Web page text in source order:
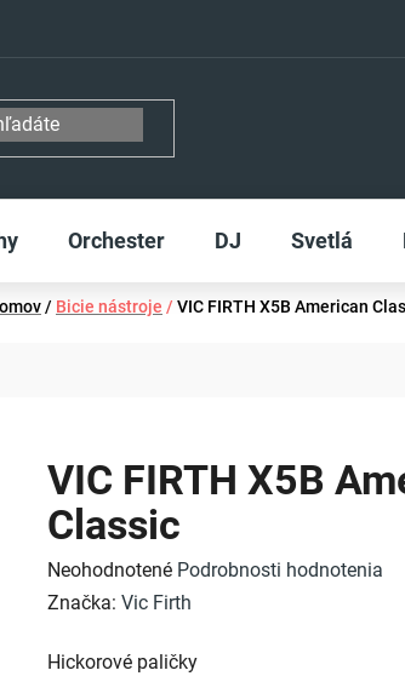
údajov
Orchester DJ Svetlá
/ Bicie nástroje / VIC FIRTH X5B American
VIC FIRTH X5B
Classic
Priemerné
hodnotenie
je
Neohodnotené Podrobnosti hodnotenia
Značka: Vic Firth
Hickorové paličky